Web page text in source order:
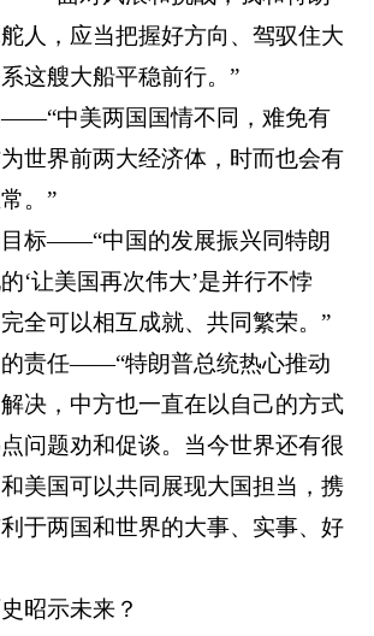
人，应当把握好方向、驾驭住大
这艘大船平稳前行。”
中美两国国情不同，难免有
世界前两大经济体，时而也会有
。”
标——“中国的发展振兴同特朗
‘让美国再次伟大’是并行不悖
全可以相互成就、共同繁荣。”
责任——“特朗普总统热心推动
决，中方也一直在以自己的方式
问题劝和促谈。当今世界还有很
美国可以共同展现大国担当，携
于两国和世界的大事、实事、好
昭示未来？